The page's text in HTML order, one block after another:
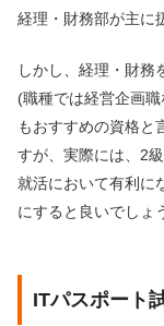
経理・財務部が主に
しかし、経理・財務
(職種では経営企画
もおすすめの資格と
すが、実際には、2
就活において有利に
にすると良いでしょ
ITパスポート